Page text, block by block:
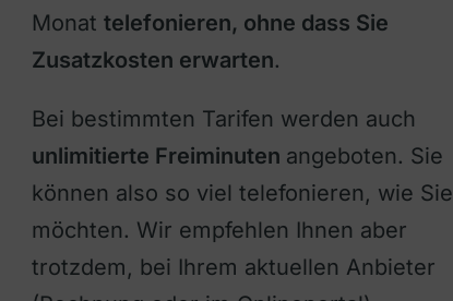
Monattelefonieren, ohne dass Sie
Zusatzkosten erwarten.
Bei bestimmten Tarifen werden auch
unlimitierte Freiminuten angeboten. Sie
können also so viel telefonieren, wie Sie
möchten. Wir empfehlen Ihnen aber
trotzdem, bei Ihrem aktuellen Anbieter